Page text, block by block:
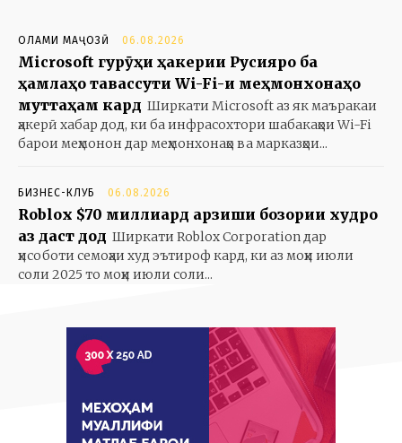
ОЛАМИ МАҶОЗӢ 06.08.2026
Microsoft гурӯҳи ҳакерии Русияро ба
ҳамлаҳо тавассути Wi-Fi-и меҳмонхонаҳо
муттаҳам кард Ширкати Microsoft аз як маъракаи
ҳакерӣ хабар дод, ки ба инфрасохтори шабакаҳои Wi-Fi
барои меҳмонон дар меҳмонхонаҳо ва марказҳои...
БИЗНЕС-КЛУБ 06.08.2026
Roblox $70 миллиард арзиши бозории худро
аз даст дод Ширкати Roblox Corporation дар
ҳисоботи семоҳаи худ эътироф кард, ки аз моҳи июли
соли 2025 то моҳи июли соли...